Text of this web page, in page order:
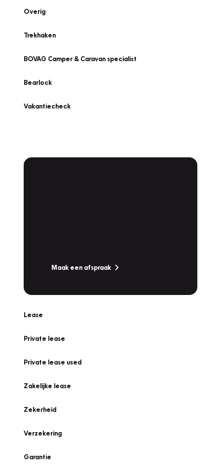
Overig
Trekhaken
BOVAG Camper & Caravan specialist
Bearlock
Vakantiecheck
Maak een afspraak
Lease
Private lease
Private lease used
Zakelijke lease
Zekerheid
Verzekering
Garantie